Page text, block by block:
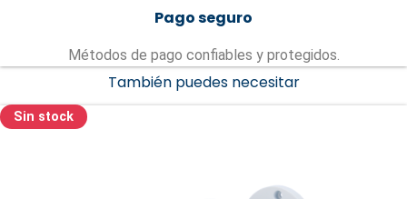
Pago seguro
Métodos de pago confiables y protegidos.
También puedes necesitar
Sin stock